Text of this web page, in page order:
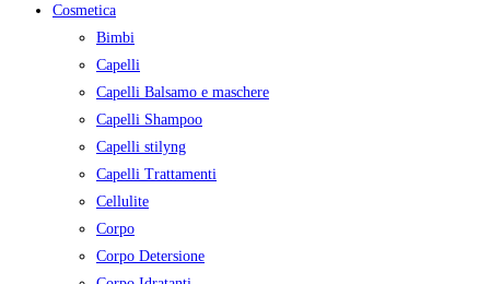
Cosmetica
Bimbi
Capelli
Capelli Balsamo e maschere
Capelli Shampoo
Capelli stilyng
Capelli Trattamenti
Cellulite
Corpo
Corpo Detersione